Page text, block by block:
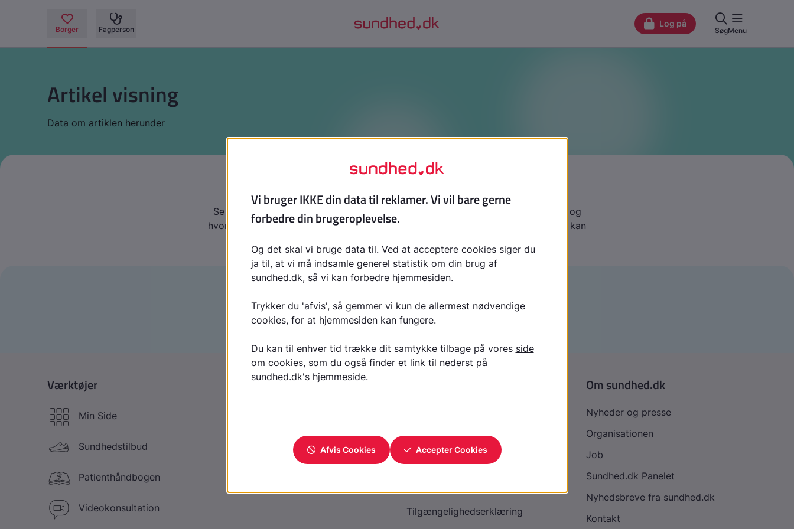
Artikel visning
Data om artiklen herunder
Jeppe: Fra Oxy til heroin
Se denne video, hvor Jeppe fortæller ærligt om, hvordan Oxy hurtigt tog over, og
hvordan han endte på heroin. Du får et råt og virkeligt indblik i, hvor hurtigt ting kan
Se video på YouTube